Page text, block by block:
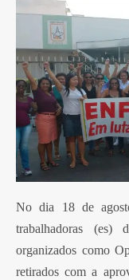
No dia 18 de
trabalhadoras (es)
organizados como
retirados com a